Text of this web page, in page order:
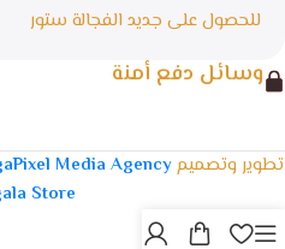
للحصول على جديد الفجالة ستور
وسائل دفع أمنة
تطوير وتصميمMedia Agency
Store